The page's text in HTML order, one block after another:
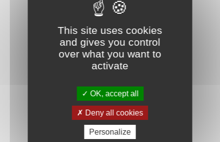
This site uses cookies
and gives you control
over what you want to
activate
OK, accept all
Deny all cookies
Personalize